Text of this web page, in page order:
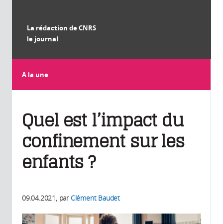
La rédaction de CNRS
le journal
A la une
Quel est l’impact du
confinement sur les
enfants ?
09.04.2021, parClément Baudet